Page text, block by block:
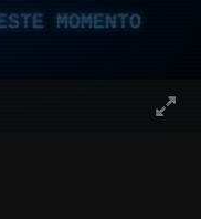
MOMENTO